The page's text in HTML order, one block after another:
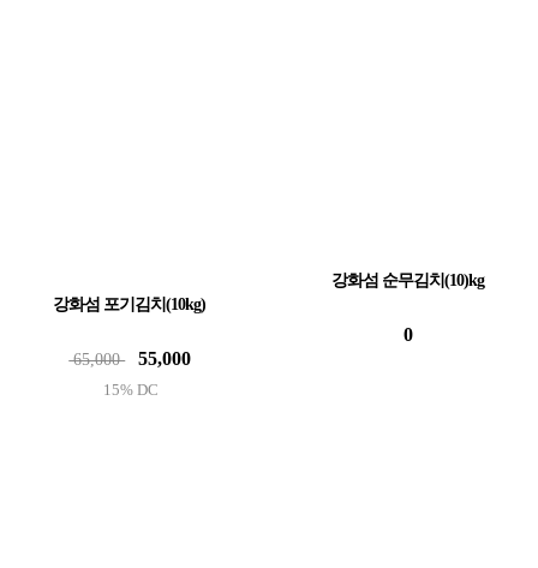
강화섬 포기김치(10kg)
65,000 55,000
15% DC
강화섬 순무김치(10)kg
0